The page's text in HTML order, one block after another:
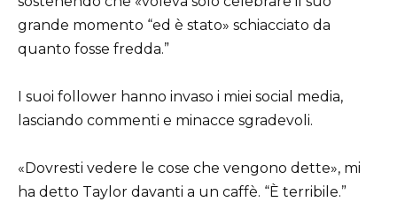
grande momento “ed è stato» schiacciato da
quanto fosse fredda.”
I suoi follower hanno invaso i miei social media,
lasciando commenti e minacce sgradevoli.
«Dovresti vedere le cose che vengono dette», mi
ha detto Taylor davanti a un caffè. “È terribile.”